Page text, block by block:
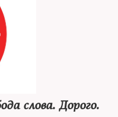
слова. Дорого.